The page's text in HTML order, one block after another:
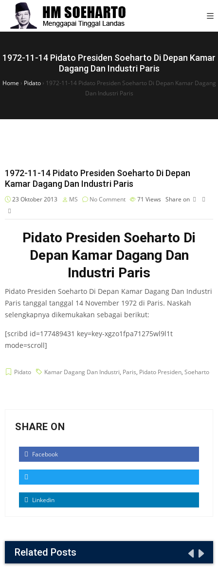
1972-11-14 Pidato Presiden Soeharto Di Depan Kamar
Dagang Dan Industri Paris
Home › Pidato› 1972-11-14 Pidato Presiden Soeharto Di Depan Kamar Dagang
Dan Industri Paris
1972-11-14 Pidato Presiden Soeharto Di Depan
Kamar Dagang Dan Industri Paris
23 Oktober 2013 MS No Comment 71 Views Share on
Pidato Presiden Soeharto Di
Depan Kamar Dagang Dan
Industri Paris
Pidato Presiden Soeharto Di Depan Kamar Dagang Dan Industri
Paris tanggal tanggal 14 November 1972 di Paris. Naskah
selengkapnya dikemukakan sebagai berikut:
[scribd id=177489431 key=key-xgzo1fpa71275wl9l1t
mode=scroll]
Pidato Kamar Dagang Dan Industri, Paris, Pidato Presiden, Soeharto
SHARE ON
Facebook
Linkedin
Related Posts